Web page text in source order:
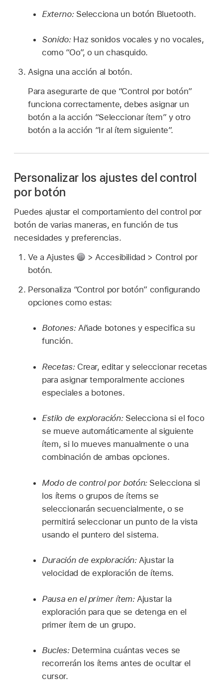
Externo: Selecciona un botón Bluetooth.
Sonido: Haz sonidos vocales y no vocales,
como “Oo”, o un chasquido.
Asigna una acción al botón.
Para asegurarte de que “Control por botón”
funciona correctamente, debes asignar un
botón a la acción “Seleccionar ítem” y otro
botón a la acción “Ir al ítem siguiente”.
Personalizar los ajustes del control
por botón
Puedes ajustar el comportamiento del control por
botón de varias maneras, en función de tus
necesidades y preferencias.
Ve a Ajustes
> Accesibilidad > Control por
botón.
Personaliza “Control por botón” configurando
opciones como estas:
Botones: Añade botones y especifica su
función.
Recetas: Crear, editar y seleccionar recetas
para asignar temporalmente acciones
especiales a botones.
Estilo de exploración: Selecciona si el foco
se mueve automáticamente al siguiente
ítem, si lo mueves manualmente o una
combinación de ambas opciones.
Modo de control por botón: Selecciona si
los ítems o grupos de ítems se
seleccionarán secuencialmente, o se
permitirá seleccionar un punto de la vista
usando el puntero del sistema.
Duración de exploración:Ajustar la
velocidad de exploración de ítems.
Pausa en el primer ítem: Ajustar la
exploración para que se detenga en el
primer ítem de un grupo.
Bucles: Determina cuántas veces se
recorrerán los ítems antes de ocultar el
cursor.